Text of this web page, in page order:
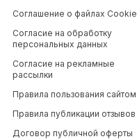
Соглашение о файлах Cookie
Согласие на обработку
персональных данных
Согласие на рекламные
рассылки
Правила пользования сайтом
Правила публикации отзывов
Договор публичной оферты